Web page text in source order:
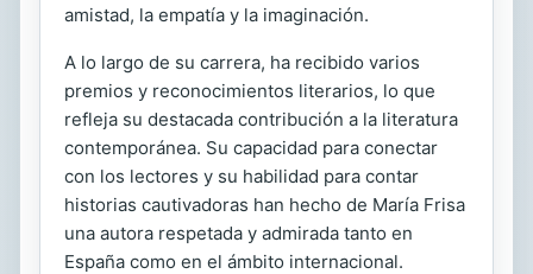
amistad, la empatía y la imaginación.
A lo largo de su carrera, ha recibido varios
premios y reconocimientos literarios, lo que
refleja su destacada contribución a la literatura
contemporánea. Su capacidad para conectar
con los lectores y su habilidad para contar
historias cautivadoras han hecho de María Frisa
una autora respetada y admirada tanto en
España como en el ámbito internacional.